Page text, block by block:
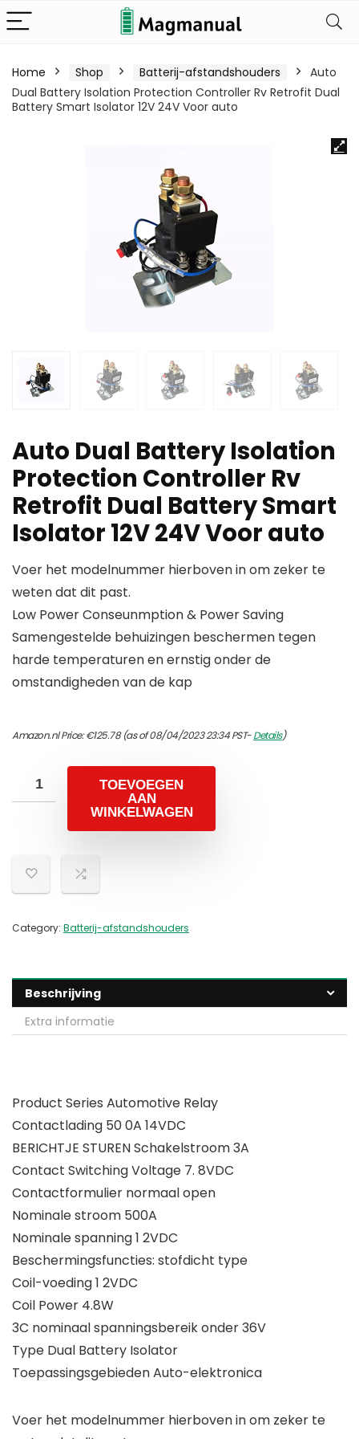
Home Shop Batterij-afstandshouders
Auto
Dual Battery Isolation Protection Controller Rv Retrofit Dual
Battery Smart Isolator 12V 24V Voor auto
Auto Dual Battery Isolation
Protection Controller Rv
Retrofit Dual Battery Smart
Isolator 12V 24V Voor auto
Voer het modelnummer hierboven in om zeker te
weten dat dit past.
Low Power Conseunmption & Power Saving
Samengestelde behuizingen beschermen tegen
harde temperaturen en ernstig onder de
omstandigheden van de kap
Amazon.nl Price:€125.78(as of 08/04/2023 23:34 PST-Details)
TOEVOEGEN
AAN
WINKELWAGEN
Category: Batterij-afstandshouders
Beschrijving
Extra informatie
Product Series Automotive Relay
Contactlading 50 0A 14VDC
BERICHTJE STUREN Schakelstroom 3A
Contact Switching Voltage 7. 8VDC
Contactformulier normaal open
Nominale stroom 500A
Nominale spanning 1 2VDC
Beschermingsfuncties: stofdicht type
Coil-voeding 1 2VDC
Coil Power 4.8W
3C nominaal spanningsbereik onder 36V
Type Dual Battery Isolator
Toepassingsgebieden Auto-elektronica
Voer het modelnummer hierboven in om zeker te